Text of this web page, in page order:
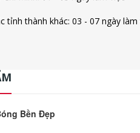
tỉnh thành khác: 03 - 07 ngày làm
Bền Đẹp